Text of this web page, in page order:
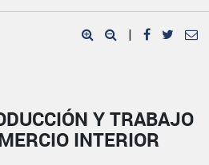
|
Y TRABAJO
INTERIOR